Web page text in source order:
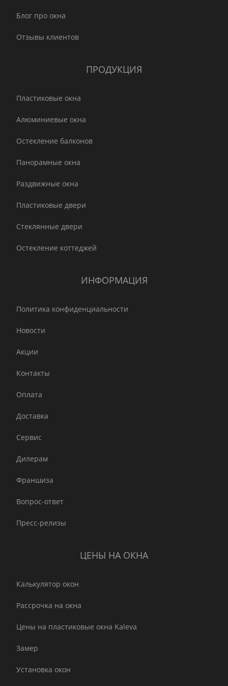
Блог про окна
Отзывы клиентов
ПРОДУКЦИЯ
Пластиковые окна
Алюминиевые окна
Остекление балконов
Панорамные окна
Раздвижные окна
Пластиковые двери
Стеклянные двери
Остекление коттеджей
ИНФОРМАЦИЯ
Политика конфиденциальности
Новости
Акции
Контакты
Оплата
Доставка
Сервис
Дилерам
Франшиза
Вопрос-ответ
Пресс-релизы
ЦЕНЫ НА ОКНА
Калькулятор окон
Рассрочка на окна
Цены на пластиковые окна Kaleva
Замер
Установка окон